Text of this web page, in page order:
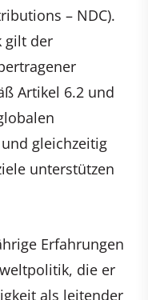
– NDC).
gilt der
Artikel 6.2 und
gleichzeitig
unterstützen
Erfahrungen
die er
als leitender